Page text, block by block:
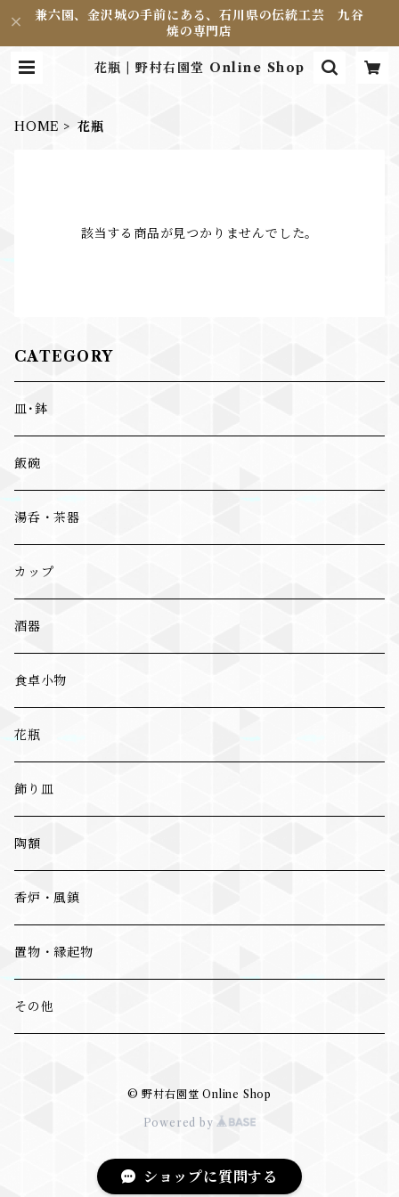
兼六園、金沢城の手前にある、石川県の伝統工芸 九谷
焼の専門店
花瓶 | 野村右園堂 Online Shop
HOME 花瓶
該当する商品が見つかりませんでした。
CATEGORY
皿･鉢
飯碗
湯呑・茶器
カップ
酒器
食卓小物
花瓶
飾り皿
陶額
香炉・風鎮
置物・縁起物
その他
© 野村右園堂 Online Shop
Powered by
ショップに質問する